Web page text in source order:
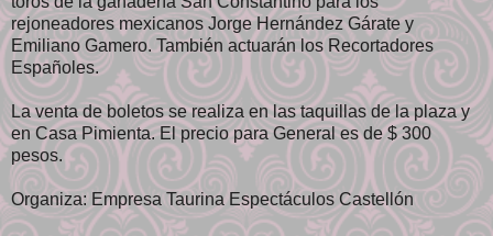
rejoneadores mexicanos Jorge Hernández Gárate y
Emiliano Gamero. También actuarán los Recortadores
Españoles.
La venta de boletos se realiza en las taquillas de la plaza y
en Casa Pimienta. El precio para General es de $ 300
pesos.
Organiza: Empresa Taurina Espectáculos Castellón